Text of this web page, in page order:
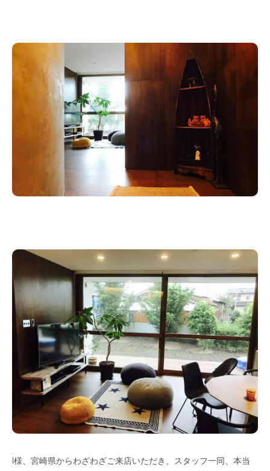
I様、宮崎県からわざわざご来店いただき、スタッフ一同、本当